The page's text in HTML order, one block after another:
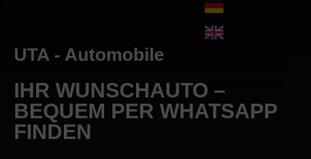
UTA - Automobile
IHR WUNSCHAUTO –
BEQUEM PER WHATSAPP
FINDEN